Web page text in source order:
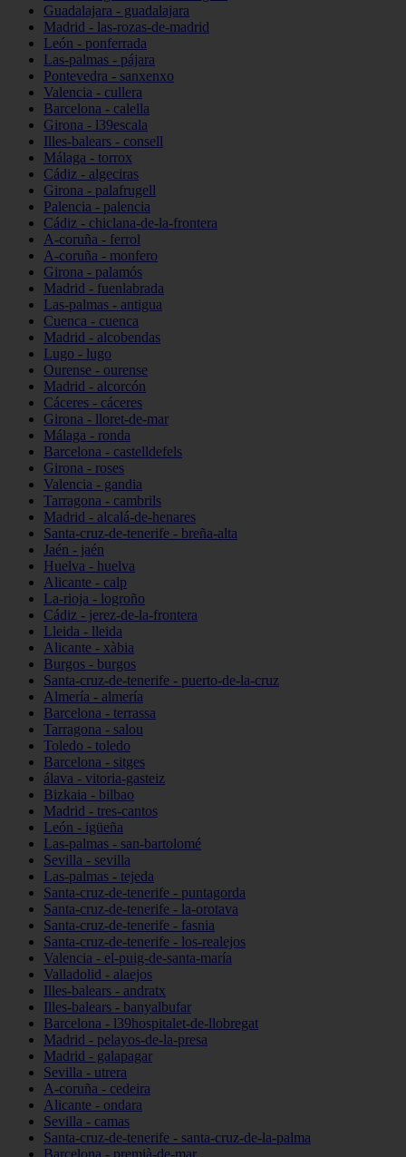
Guadalajara - guadalajara
Madrid - las-rozas-de-madrid
León - ponferrada
Las-palmas - pájara
Pontevedra - sanxenxo
Valencia - cullera
Barcelona - calella
Girona - l39escala
Illes-balears - consell
Málaga - torrox
Cádiz - algeciras
Girona - palafrugell
Palencia - palencia
Cádiz - chiclana-de-la-frontera
A-coruña - ferrol
A-coruña - monfero
Girona - palamós
Madrid - fuenlabrada
Las-palmas - antigua
Cuenca - cuenca
Madrid - alcobendas
Lugo - lugo
Ourense - ourense
Madrid - alcorcón
Cáceres - cáceres
Girona - lloret-de-mar
Málaga - ronda
Barcelona - castelldefels
Girona - roses
Valencia - gandia
Tarragona - cambrils
Madrid - alcalá-de-henares
Santa-cruz-de-tenerife - breña-alta
Jaén - jaén
Huelva - huelva
Alicante - calp
La-rioja - logroño
Cádiz - jerez-de-la-frontera
Lleida - lleida
Alicante - xàbia
Burgos - burgos
Santa-cruz-de-tenerife - puerto-de-la-cruz
Almería - almería
Barcelona - terrassa
Tarragona - salou
Toledo - toledo
Barcelona - sitges
álava - vitoria-gasteiz
Bizkaia - bilbao
Madrid - tres-cantos
León - igüeña
Las-palmas - san-bartolomé
Sevilla - sevilla
Las-palmas - tejeda
Santa-cruz-de-tenerife - puntagorda
Santa-cruz-de-tenerife - la-orotava
Santa-cruz-de-tenerife - fasnia
Santa-cruz-de-tenerife - los-realejos
Valencia - el-puig-de-santa-maría
Valladolid - alaejos
Illes-balears - andratx
Illes-balears - banyalbufar
Barcelona - l39hospitalet-de-llobregat
Madrid - pelayos-de-la-presa
Madrid - galapagar
Sevilla - utrera
A-coruña - cedeira
Alicante - ondara
Sevilla - camas
Santa-cruz-de-tenerife - santa-cruz-de-la-palma
Barcelona - premià-de-mar